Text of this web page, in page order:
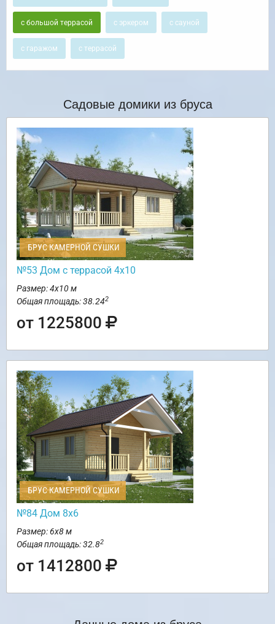
с большой террасой с эркером с сауной
с гаражом с террасой
Садовые домики из бруса
БРУС КАМЕРНОЙ СУШКИ
№53 Дом с террасой 4х10
Размер: 4х10 м
Общая площадь: 38.242
от 1225800
БРУС КАМЕРНОЙ СУШКИ
№84 Дом 8х6
Размер: 6х8 м
Общая площадь: 32.82
от 1412800